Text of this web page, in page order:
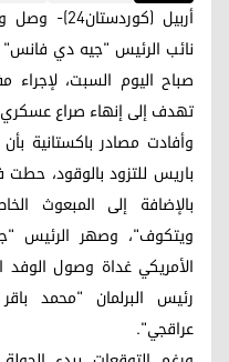
أربيل
نائب الرئيس "جيه دي فانس"
صباح اليوم السبت، لإجراء
تهدف إلى إنهاء صراع
وأفادت مصادر باكستانية
باريس للتزود بالوقود،
بالإضافة إلى المبعوث
ويتكوف"، وصهر الرئيس
الأمريكي غداة وصول الوفد
رئيس البرلمان "محمد
عراقجي".